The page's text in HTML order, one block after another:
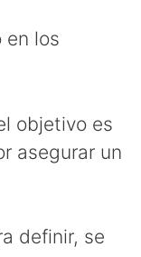
en los
objetivo es
asegurar un
definir, se